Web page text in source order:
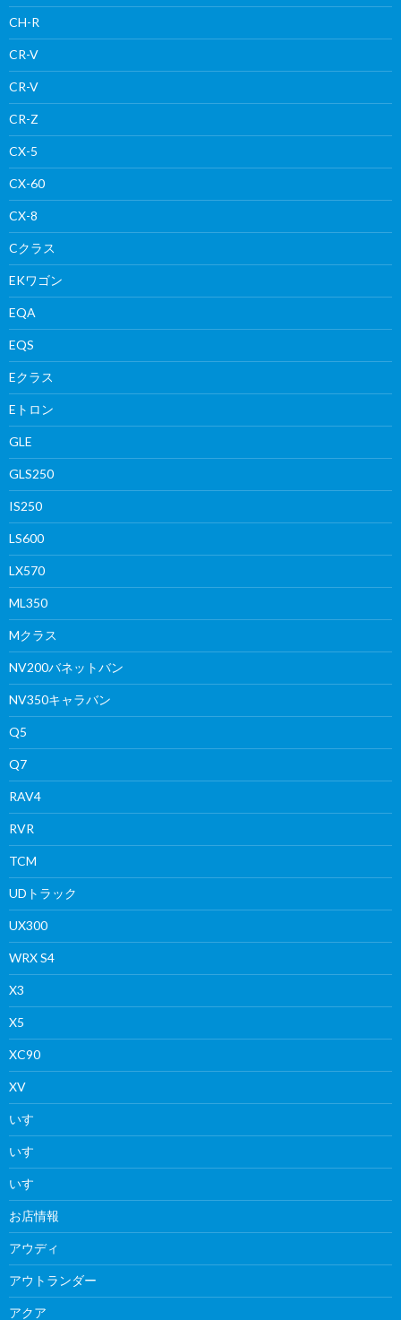
CH-R
CR-V
CR-V
CR-Z
CX-5
CX-60
CX-8
Cクラス
EKワゴン
EQA
EQS
Eクラス
Eトロン
GLE
GLS250
IS250
LS600
LX570
ML350
Mクラス
NV200バネットバン
NV350キャラバン
Q5
Q7
RAV4
RVR
TCM
UDトラック
UX300
WRX S4
X3
X5
XC90
XV
いすゞ
いすゞ
いすゞ
お店情報
アウディ
アウトランダー
アクア